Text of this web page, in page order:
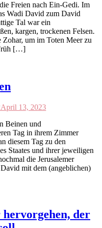
Freien nach Ein-Gedi. Im
Wadi David zum David
Tal war ein
kargen, trockenen Felsen.
um im Toten Meer zu
[…]
April 13, 2023
Beinen und
Tag in ihrem Zimmer
diesem Tag zu den
Staates und ihrer jeweiligen
die Jerusalemer
mit dem (angeblichen)
der